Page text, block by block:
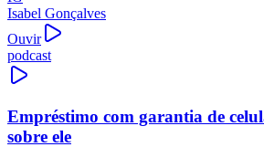
Isabel Gonçalves
Ouvir
podcast
Empréstimo com garantia de
sobre ele